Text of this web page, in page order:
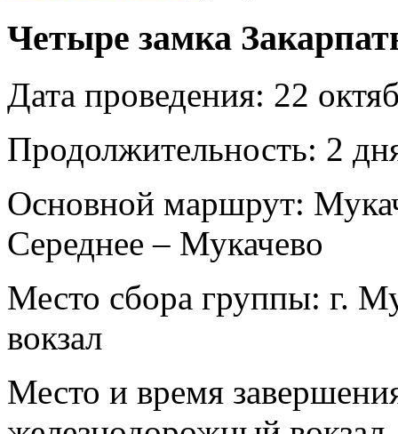
Четыре замка
Дата проведения: 22
Продолжительность: 2
Основной маршрут:
Середнее – Мукачево
Место сбора группы: г.
вокзал
Место и время